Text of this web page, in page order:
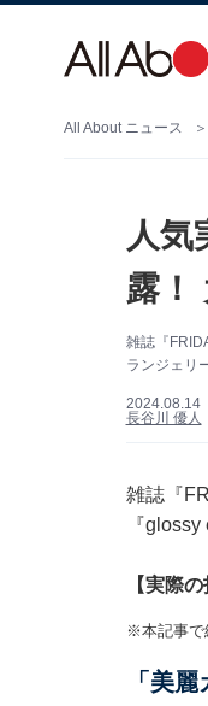
All About ニュース
人気
露！
雑誌『
ランジェリ
2024.08.14
長谷川 優人
雑誌『
『
【実際
※本記事で
「美